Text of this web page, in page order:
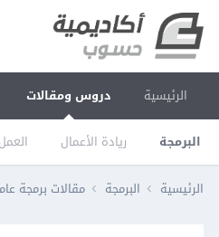
الرئيسية دروس ومقالات
البرمجة ريادة الأعمال
الرئيسية البرمجة مقالات برمجة